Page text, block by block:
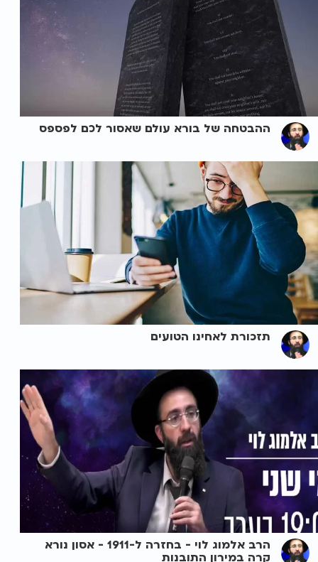
ההבטחה של בורא עולם שאסור לכם לפספס
תזכורת לאחינו הטועים
הרב אלמוג לוי - בחזרה ל-1911 - אסון נורא
קרה במירון התובנות